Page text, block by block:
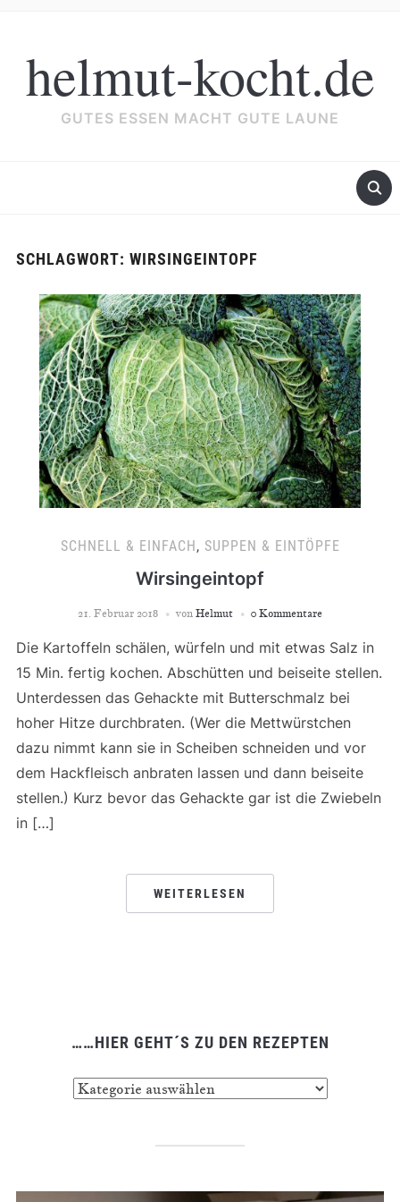
helmut-kocht.de
GUTES ESSEN MACHT GUTE LAUNE
……HIER GEHT´S ZU DEN REZEPTEN
SCHLAGWORT: WIRSINGEINTOPF
SCHNELL & EINFACH, SUPPEN & EINTÖPFE
Wirsingeintopf
21. Februar 2018 von Helmut 0 Kommentare
Die Kartoffeln schälen, würfeln und mit etwas Salz in
15 Min. fertig kochen. Abschütten und beiseite stellen.
Unterdessen das Gehackte mit Butterschmalz bei
hoher Hitze durchbraten. (Wer die Mettwürstchen
dazu nimmt kann sie in Scheiben schneiden und vor
dem Hackfleisch anbraten lassen und dann beiseite
stellen.) Kurz bevor das Gehackte gar ist die Zwiebeln
in […]
WEITERLESEN